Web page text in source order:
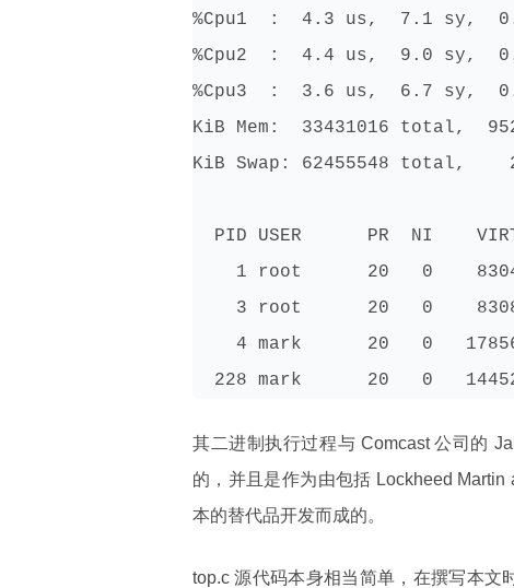
%Cpu1  :  4.3 us,  7.1 sy,
%Cpu2  :  4.4 us,  9.0 sy,
%Cpu3  :  3.6 us,  6.7 sy,
KiB Mem:  33431016 total,
KiB Swap: 62455548 total,
PID USER      PR  NI
1 root      20   0
3 root      20   0
4 mark      20   0
228 mark      20   0
其二进制执行过程与 Comcast 公司的
的，并且是作为由包括 Lockheed
本的替代品开发而成的。
top.c 源代码本身相当简单，在撰写本文